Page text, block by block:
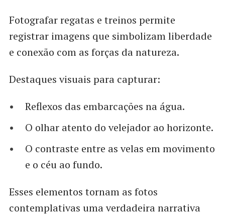
Fotografar regatas e treinos permite
registrar imagens que simbolizam liberdade
e conexão com as forças da natureza.
Destaques visuais para capturar:
Reflexos das embarcações na água.
O olhar atento do velejador ao horizonte.
O contraste entre as velas em movimento
e o céu ao fundo.
Esses elementos tornam as fotos
contemplativas uma verdadeira narrativa